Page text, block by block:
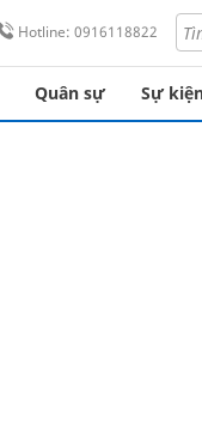
Hotline: 0916118822
Quân sự Sự